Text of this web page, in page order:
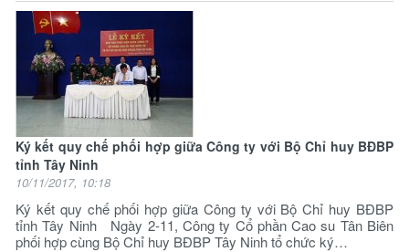
Ký kết quy chế phối hợp giữa Công ty với Bộ Chỉ huy BĐBP
tỉnh Tây Ninh
10/11/2017, 10:18
Ký kết quy chế phối hợp giữa Công ty với Bộ Chỉ huy BĐBP
tỉnh Tây Ninh Ngày 2-11, Công ty Cổ phần Cao su Tân Biên
phối hợp cùng Bộ Chỉ huy BĐBP Tây Ninh tổ chức ký…